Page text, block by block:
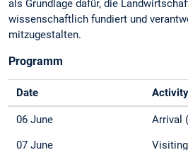
als Grundlage dafür, die
wissenschaftlich fundiert und
mitzugestalten.
Programm
Date Activity
06 June
Arrival
07 June